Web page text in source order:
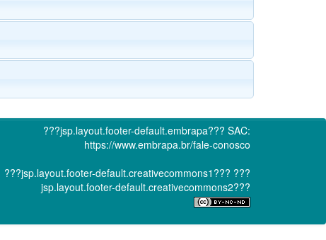
???jsp.layout.footer-default.embrapa??? SAC:
https://www.embrapa.br/fale-conosco
???jsp.layout.footer-default.creativecommons1??? ???
jsp.layout.footer-default.creativecommons2???